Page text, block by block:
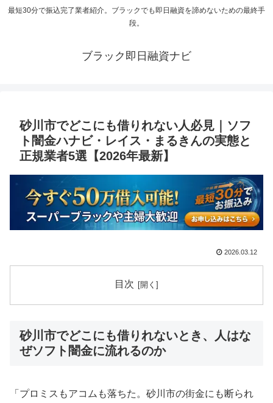
最短30分で振込完了業者紹介。ブラックでも即日融資を諦めないための最終手
段。
ブラック即日融資ナビ
砂川市でどこにも借りれない人必見｜ソフ
ト闇金ハナビ・レイス・まるきんの実態と
正規業者5選【2026年最新】
2026.03.12
目次
砂川市でどこにも借りれないとき、人はな
ぜソフト闇金に流れるのか
「プロミスもアコムも落ちた。砂川市の街金にも断られ